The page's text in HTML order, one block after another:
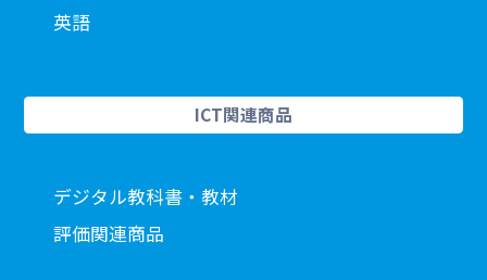
英語
ICT関連商品
デジタル教科書・教材
評価関連商品